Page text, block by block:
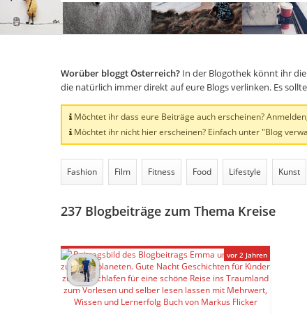
Worüber bloggt Österreich? In der Blogothek könnt ihr
die natürlich immer direkt auf eure Blogs verlinken. Es
Möchtet ihr dass eure Beiträge auch erscheinen?
Möchtet ihr nicht hier erscheinen? Einfach unter "Blog
Fashion Film Fitness Food Lifestyle Kunst
237 Blogbeiträge zum Thema Kreise
vor 2 Jahren